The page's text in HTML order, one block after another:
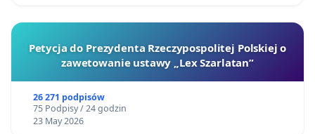
Petycja do Prezydenta Rzeczypospolitej Polskiej o
zawetowanie ustawy „Lex Szarlatan”
26 271 podpisów
75 Podpisy / 24 godzin
23 May 2026